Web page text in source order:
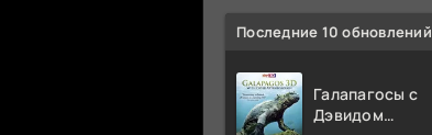
Последние 10 обновлений
Галапагосы с
Дэвидом